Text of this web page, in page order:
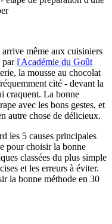
même aux cuisiniers
parl'Académie du Goût
la mousse au chocolat
cité - devant la
craquent. La bonne
avec les bons gestes, et
autre chose de délicieux.
les 5 causes principales
pour choisir la bonne
classées du plus simple
et les erreurs à éviter.
la bonne méthode en 30